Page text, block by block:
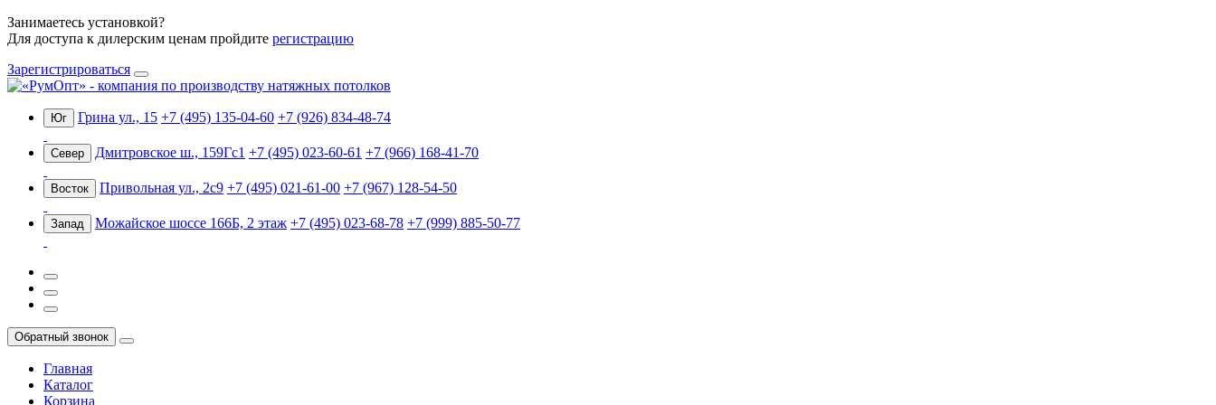
Занимаетесь установкой?
Для доступа к дилерским ценам пройдите регистрацию
Зарегистрироваться
Юг Грина ул., 15 +7 (495) 135-04-60 +7 (926) 834-48-74
Север Дмитровское ш., 159Гс1 +7 (495) 023-60-61 +7 (966) 168-41-70
Восток Привольная ул., 2с9 +7 (495) 021-61-00 +7 (967) 128-54-50
Запад Можайское шоссе 166Б, 2 этаж +7 (495) 023-68-78 +7 (999) 885-50-77
Обратный звонок
Главная
Каталог
Корзина